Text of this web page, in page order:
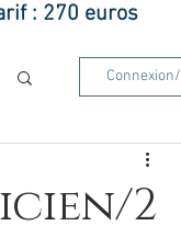
: 270 euros
2